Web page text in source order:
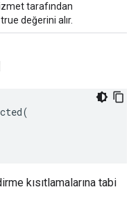
tarafından
değerini alır.
kısıtlamalarına tabi